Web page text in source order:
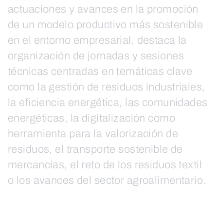
actuaciones y avances en la promoción
de un modelo productivo más sostenible
en el entorno empresarial, destaca la
organización de jornadas y sesiones
técnicas centradas en temáticas clave
como la gestión de residuos industriales,
la eficiencia energética, las comunidades
energéticas, la digitalización como
herramienta para la valorización de
residuos, el transporte sostenible de
mercancías, el reto de los residuos textil
o los avances del sector agroalimentario.